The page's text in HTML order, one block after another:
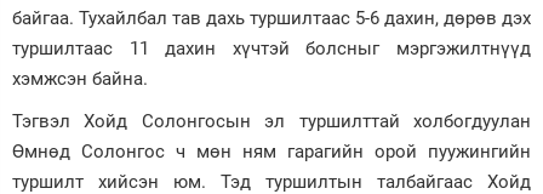
байгаа. Тухайлбал тав дахь туршилтаас 5-6 дахин, дөрөв дэх
туршилтаас 11 дахин хүчтэй болсныг мэргэжилтнүүд
хэмжсэн байна.
Тэгвэл Хойд Солонгосын эл туршилттай холбогдуулан
Өмнөд Солонгос ч мөн ням гарагийн орой пуужингийн
туршилт хийсэн юм. Тэд туршилтын талбайгаас Хойд